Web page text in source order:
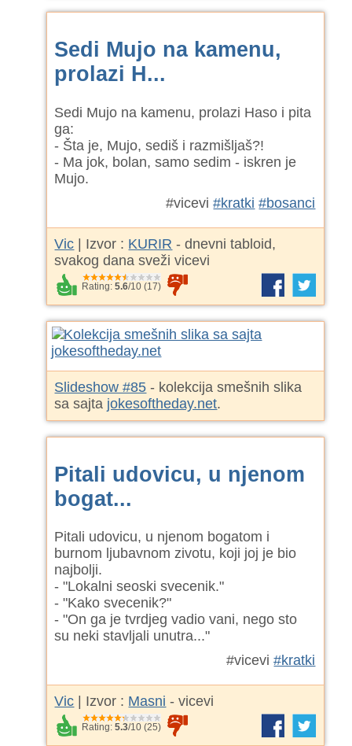
Sedi Mujo na kamenu,
prolazi H...
Sedi Mujo na kamenu, prolazi Haso i pita
ga:
- Šta je, Mujo, sediš i razmišljaš?!
- Ma jok, bolan, samo sedim - iskren je
Mujo.
#vicevi#kratki #bosanci
Vic | Izvor : KURIR - dnevni tabloid,
svakog dana sveži vicevi
Rating:5.6/10 (17)
Slideshow #85 - kolekcija smešnih slika
sa sajta jokesoftheday.net.
Pitali udovicu, u njenom
bogat...
Pitali udovicu, u njenom bogatom i
burnom ljubavnom zivotu, koji joj je bio
najbolji.
- "Lokalni seoski svecenik."
- "Kako svecenik?"
- "On ga je tvrdjeg vadio vani, nego sto
su neki stavljali unutra..."
#vicevi#kratki
Vic | Izvor : Masni - vicevi
Rating:5.3/10 (25)